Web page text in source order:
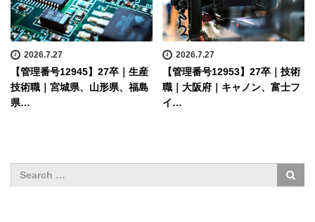
2026.7.27
【管理番号12945】27卒｜生産
技術職｜宮城県、山形県、福島
県…
2026.7.27
【管理番号12953】27卒｜技術
職｜大阪府｜キャノン、富士フ
イ…